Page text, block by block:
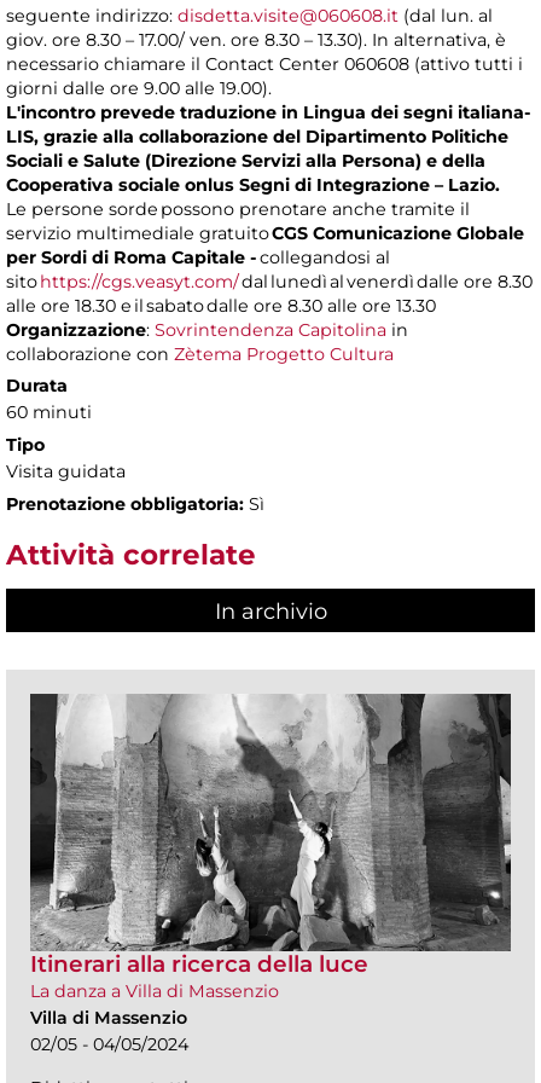
seguente indirizzo: disdetta.visite@060608.it (dal lun. al
giov. ore 8.30 – 17.00/ ven. ore 8.30 – 13.30). In alternativa, è
necessario chiamare il Contact Center 060608 (attivo tutti i
giorni dalle ore 9.00 alle 19.00).
L'incontro prevede traduzione in Lingua dei segni italiana-
LIS, grazie alla collaborazione del Dipartimento Politiche
Sociali e Salute (Direzione Servizi alla Persona) e della
Cooperativa sociale onlus Segni di Integrazione – Lazio.
Le persone sorde possono prenotare anche tramite il
servizio multimediale gratuitoCGS Comunicazione Globale
per Sordi di Roma Capitale -collegandosi al
sitohttps://cgs.veasyt.com/dal lunedì al venerdì dalle ore 8.30
alle ore 18.30 e il sabato dalle ore 8.30 alle ore 13.30
Organizzazione: Sovrintendenza Capitolina in
collaborazione con Zètema Progetto Cultura
Durata
60 minuti
Tipo
Visita guidata
Prenotazione obbligatoria: Sì
Attività correlate
In archivio
Itinerari alla ricerca della luce
La danza a Villa di Massenzio
Villa di Massenzio
02/05 - 04/05/2024